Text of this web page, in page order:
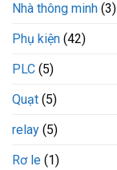
Nhà thông minh (3)
Phụ kiện (42)
PLC (5)
Quạt (5)
relay (5)
Rơ le (1)